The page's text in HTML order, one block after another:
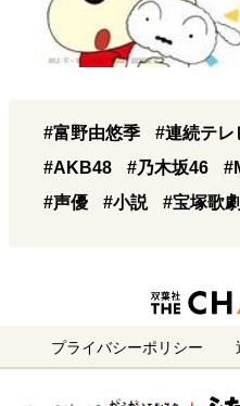
#富野由悠季 #連続テレ
#AKB48
#乃木坂46
#声優
#小説 #宝塚歌
プライバシーポリシー